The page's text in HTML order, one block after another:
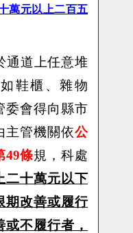
萬元以上二百五
通道上任意堆
鞋櫃、雜物
委會得向縣市
主管機關依公
49條規，科處
二十萬元以下
期改善或履行
不履行者，